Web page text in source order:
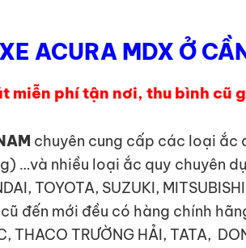
ACURA MDX Ở
phí tận nơi, thu bình cũ
chuyên cung cấp các loại ắc
…và nhiều loại ắc quy chuyên
TOYOTA, SUZUKI,
đến mới đều có hàng chính
THACO TRƯỜNG HẢI, TATA,